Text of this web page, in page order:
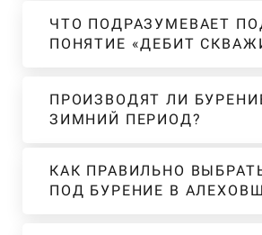
ЧТО ПОДРАЗУМЕВАЕТ
ПОНЯТИЕ «ДЕБИТ
ПРОИЗВОДЯТ ЛИ
ЗИМНИЙ ПЕРИОД?
КАК ПРАВИЛЬНО
ПОД БУРЕНИЕ В